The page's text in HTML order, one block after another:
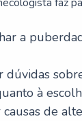
a
dúvidas
à
de